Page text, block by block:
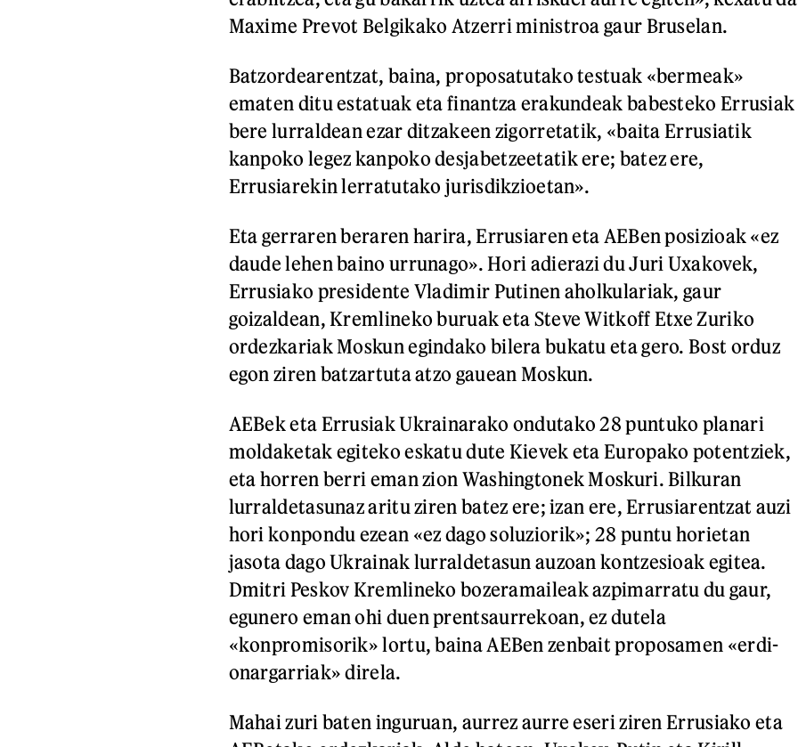
Maxime Prevot Belgikako Atzerri ministroa gaur Bruselan.
Batzordearentzat, baina, proposatutako testuak «bermeak»
ematen ditu estatuak eta finantza erakundeak babesteko Errusiak
bere lurraldean ezar ditzakeen zigorretatik, «baita Errusiatik
kanpoko legez kanpoko desjabetzeetatik ere; batez ere,
Errusiarekin lerratutako jurisdikzioetan».
Eta gerraren beraren harira, Errusiaren eta AEBen posizioak «ez
daude lehen baino urrunago». Hori adierazi du Juri Uxakovek,
Errusiako presidente Vladimir Putinen aholkulariak, gaur
goizaldean, Kremlineko buruak eta Steve Witkoff Etxe Zuriko
ordezkariak Moskun egindako bilera bukatu eta gero. Bost orduz
egon ziren batzartuta atzo gauean Moskun.
AEBek eta Errusiak Ukrainarako ondutako 28 puntuko planari
moldaketak egiteko eskatu dute Kievek eta Europako potentziek,
eta horren berri eman zion Washingtonek Moskuri. Bilkuran
lurraldetasunaz aritu ziren batez ere; izan ere, Errusiarentzat auzi
hori konpondu ezean «ez dago soluziorik»; 28 puntu horietan
jasota dago Ukrainak lurraldetasun auzoan kontzesioak egitea.
Dmitri Peskov Kremlineko bozeramaileak azpimarratu du gaur,
egunero eman ohi duen prentsaurrekoan, ez dutela
«konpromisorik» lortu, baina AEBen zenbait proposamen «erdi-
onargarriak» direla.
Mahai zuri baten inguruan, aurrez aurre eseri ziren Errusiako eta